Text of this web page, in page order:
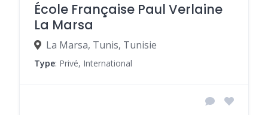
École Française Paul Verlaine
La Marsa
La Marsa, Tunis, Tunisie
Type: Privé, International